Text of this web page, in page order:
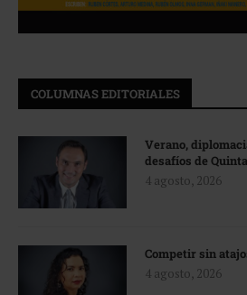
COLUMNAS EDITORIALES
Verano,
desafíos de
4 agosto, 2026
Competir sin
4 agosto, 2026